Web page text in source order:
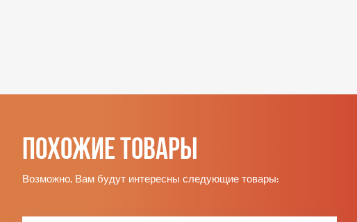
Похожие товары
Возможно, Вам будут интересны следующие товары: